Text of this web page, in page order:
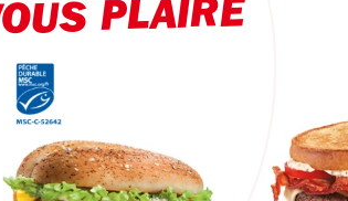
PLAIRE